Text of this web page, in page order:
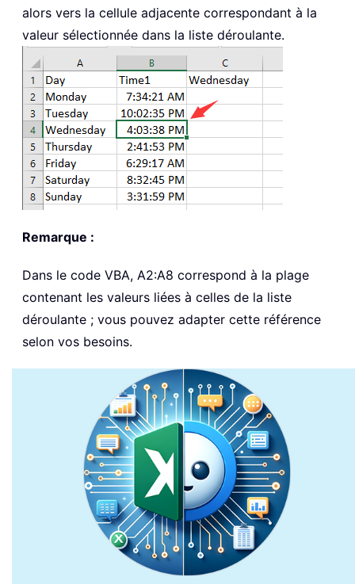
alors vers la cellule adjacente correspondant à la
valeur sélectionnée dans la liste déroulante.
Remarque :
Dans le code VBA, A2:A8 correspond à la plage
contenant les valeurs liées à celles de la liste
déroulante ; vous pouvez adapter cette référence
selon vos besoins.